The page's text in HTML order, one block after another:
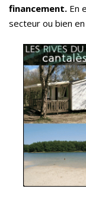
financement. En
secteur ou bien